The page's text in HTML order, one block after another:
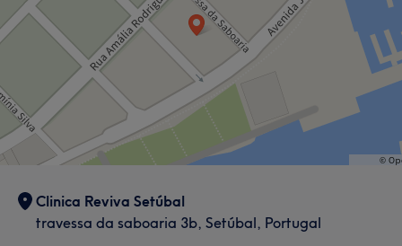
Clinica Reviva Setúbal
travessa da saboaria 3b, Setúbal, Portugal